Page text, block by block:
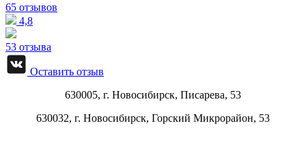
65 отзывов
4,8
53 отзыва
Оставить отзыв
630005, г. Новосибирск, Писарева, 53
630032, г. Новосибирск, Горский Микрорайон, 53